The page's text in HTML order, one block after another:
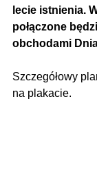
lecie istnienia.
połączone
obchodami
Szczegółowy
na plakacie.